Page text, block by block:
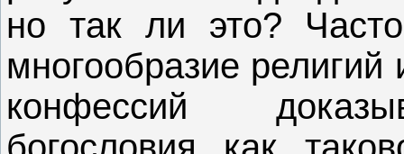
но так ли это?
многообразие религий
конфессий